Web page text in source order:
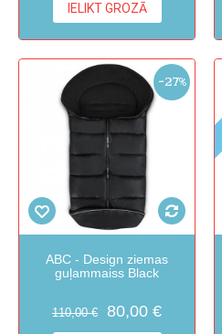
IELIKT GROZĀ
-27%
ABC - Design ziemas
guļammaiss Black
110,00 € 80,00 €